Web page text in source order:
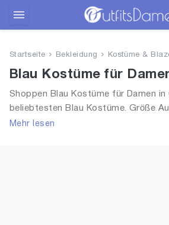
Bekleidung
Wäsche
Schuhe
Startseite Bekleidung Kostüme &
Blau Kostüme für
Shoppen Blau Kostüme für Damen in
beliebtesten Blau Kostüme. Größe
Kostüme in Größe 36 und alle Trends
Mehr lesen